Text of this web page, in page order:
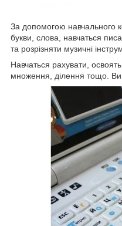
За допомогою навчального
букви, слова, навчаться
та розрізняти музичні
Навчаться рахувати,
множення, ділення тощо.